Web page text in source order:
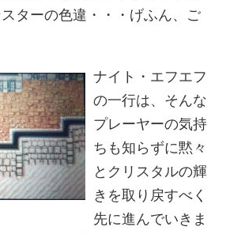
ターの色違・・・げふん、ご
ナイト・エフエフ
の一行は、そんな
プレーヤーの気持
ちも知らずに黙々
とクリスタルの輝
きを取り戻すべく
先に進んでいきま